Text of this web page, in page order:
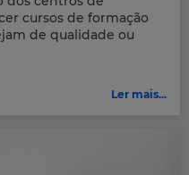
cursos de formação
de qualidade ou
Ler mais...